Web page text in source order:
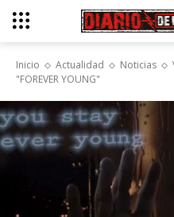
Inicio Actualidad Noticias
"FOREVER YOUNG"